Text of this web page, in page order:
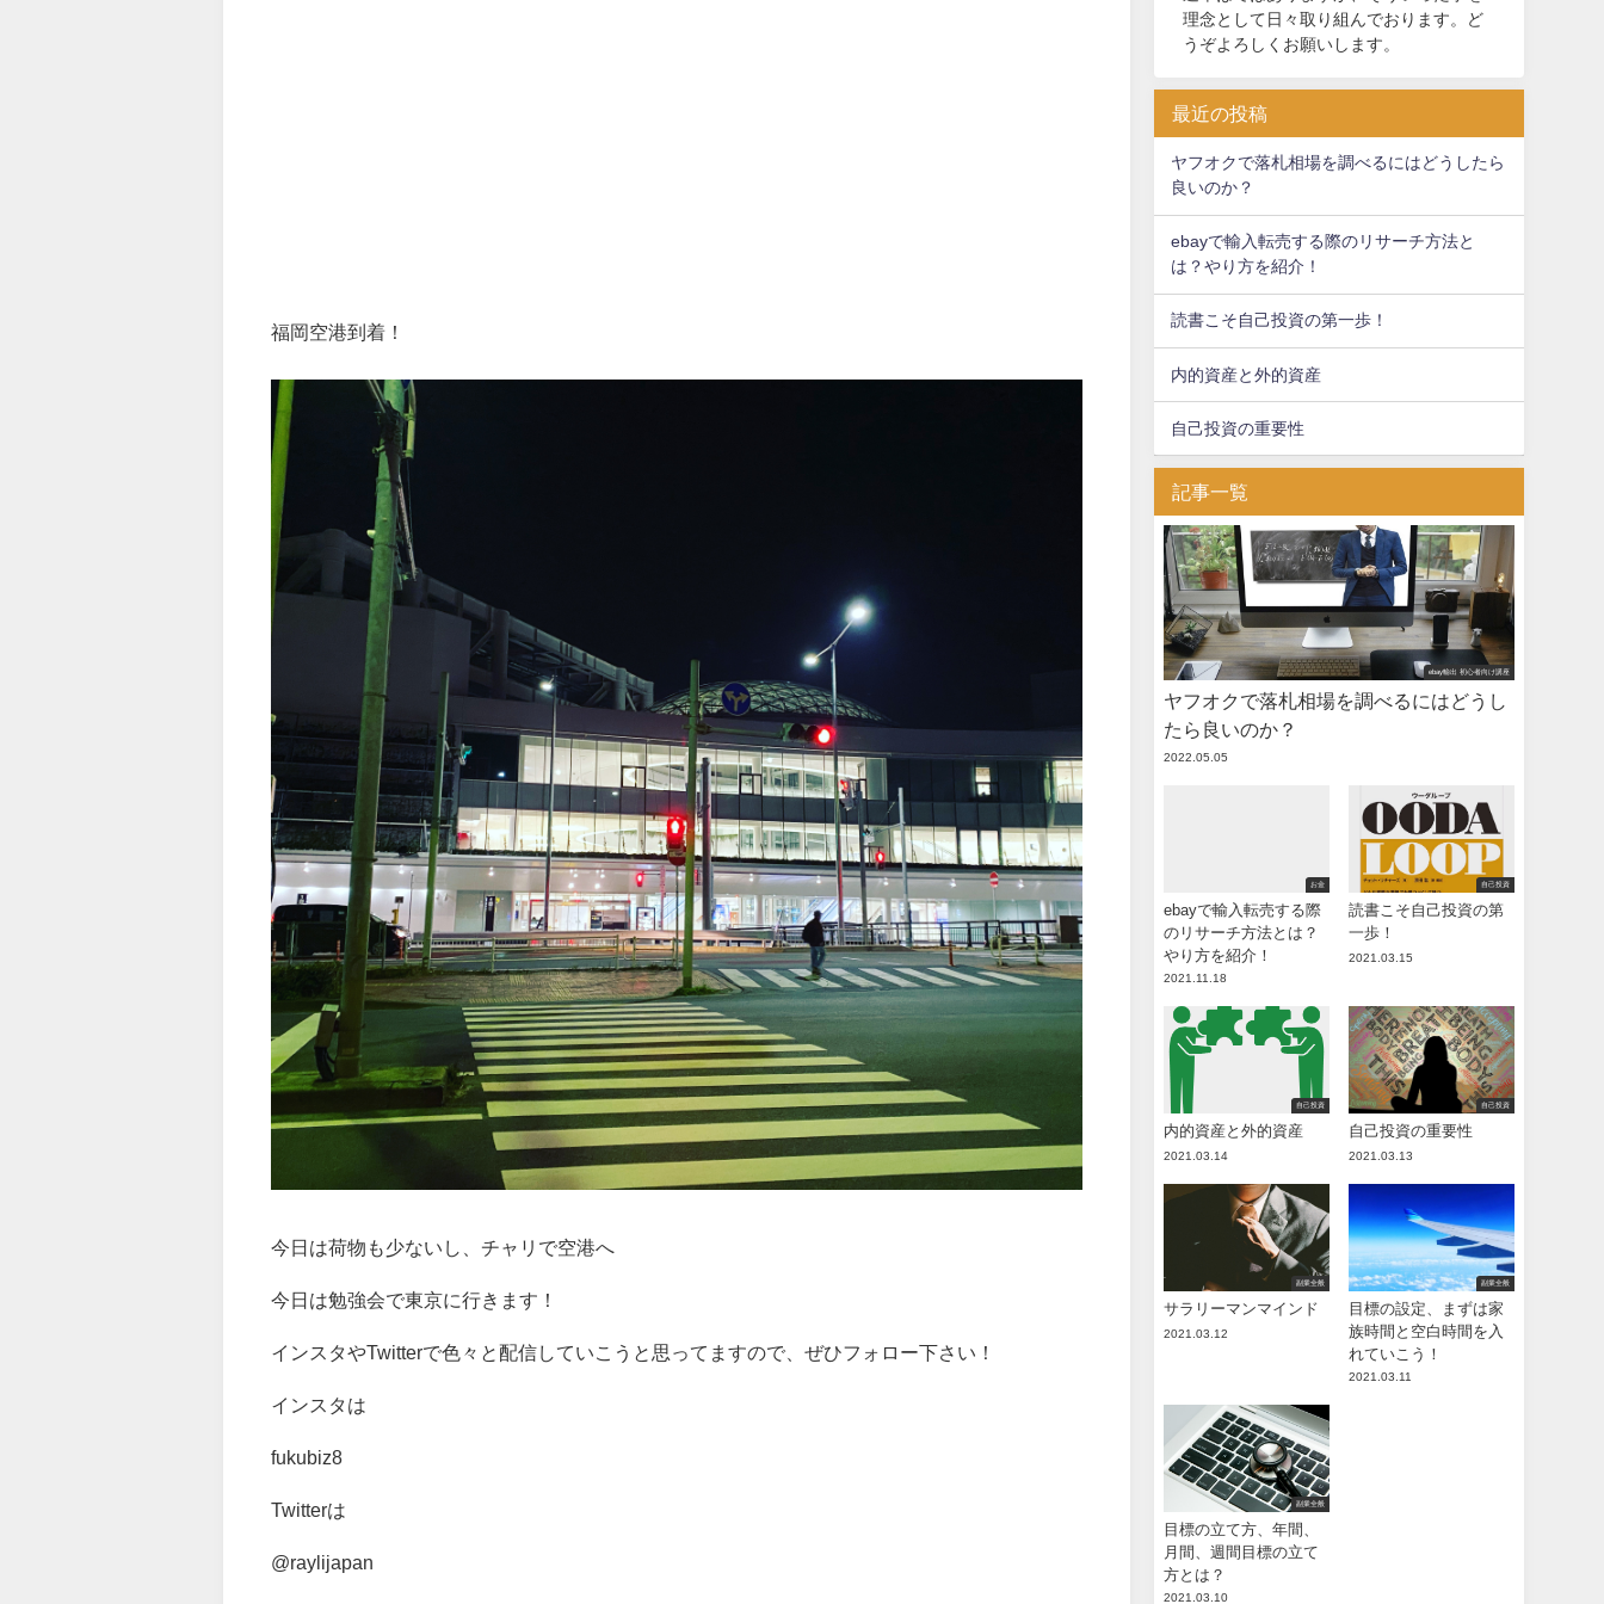
福岡空港到着！
今日は荷物も少ないし、チャリで空港へ
今日は勉強会で東京に行きます！
インスタやTwitterで色々と配信していこうと思ってますので、ぜひフォロー下さい！
インスタは
fukubiz8
Twitterは
@raylijapan
理念として日々取り組んでおります。ど
うぞよろしくお願いします。
最近の投稿
ヤフオクで落札相場を調べるにはどうしたら
良いのか？
ebayで輸入転売する際のリサーチ方法と
は？やり方を紹介！
読書こそ自己投資の第一歩！
内的資産と外的資産
自己投資の重要性
記事一覧
ebay輸出 初心者向け講座
ヤフオクで落札相場を調べるにはどうし
たら良いのか？
2022.05.05
お金
ebayで輸入転売する際
のリサーチ方法とは？
やり方を紹介！
2021.11.18
自己投資
読書こそ自己投資の第
一歩！
2021.03.15
自己投資
内的資産と外的資産
2021.03.14
自己投資
自己投資の重要性
2021.03.13
副業全般
サラリーマンマインド
2021.03.12
副業全般
目標の設定、まずは家
族時間と空白時間を入
れていこう！
2021.03.11
副業全般
目標の立て方、年間、
月間、週間目標の立て
方とは？
2021.03.10